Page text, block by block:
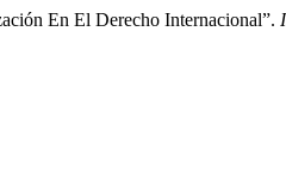
En El Derecho Internacional”.